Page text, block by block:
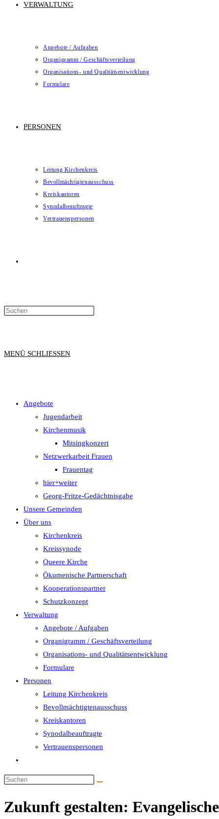
VERWALTUNG
Angebote / Aufgaben
Organigramm / Geschäftsverteilung
Organisations- und Qualitätsentwicklung
Formulare
PERSONEN
Leitung Kirchenkreis
Bevollmächtigtenausschuss
Kreiskantoren
Synodalbeauftragte
Vertrauenspersonen
UMSCHALTEN
MENÜ SCHLIESSEN
Angebote
Jugendarbeit
Kirchenmusik
Mitsingkonzert
Netzwerkarbeit Frauen
Frauentag
hier+weiter
Georg-Fritze-Gedächtnisgabe
Unsere Gemeinden
Über uns
Kirchenkreis
Kreissynode
Queere Kirche
Ökumenische Partnerschaft
Kooperationspartner
Schutzkonzept
Verwaltung
Angebote / Aufgaben
Organigramm / Geschäftsverteilung
Organisations- und Qualitätsentwicklung
Formulare
Personen
Leitung Kirchenkreis
Bevollmächtigtenausschuss
Kreiskantoren
Synodalbeauftragte
Vertrauenspersonen
umschalten
Zukunft gestalten: